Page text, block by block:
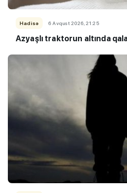
Hadisə 6 Avqust 2026, 21:25
Azyaşlı traktorun altında